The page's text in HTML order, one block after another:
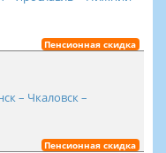
Пенсионная скидка
– Чкаловск –
Пенсионная скидка